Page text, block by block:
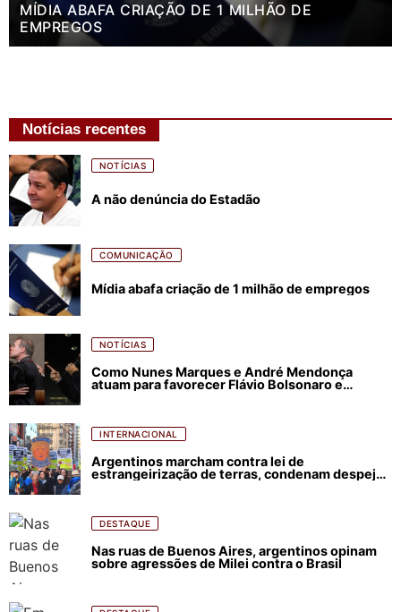
MÍDIA ABAFA CRIAÇÃO DE 1 MILHÃO DE
EMPREGOS
Notícias recentes
NOTÍCIAS
A não denúncia do Estadão
COMUNICAÇÃO
Mídia abafa criação de 1 milhão de empregos
NOTÍCIAS
Como Nunes Marques e André Mendonça
atuam para favorecer Flávio Bolsonaro e
INTERNACIONAL
Argentinos marcham contra lei de
estrangeirização de terras, condenam despejos
DESTAQUE
Nas ruas de Buenos Aires, argentinos opinam
sobre agressões de Milei contra o Brasil